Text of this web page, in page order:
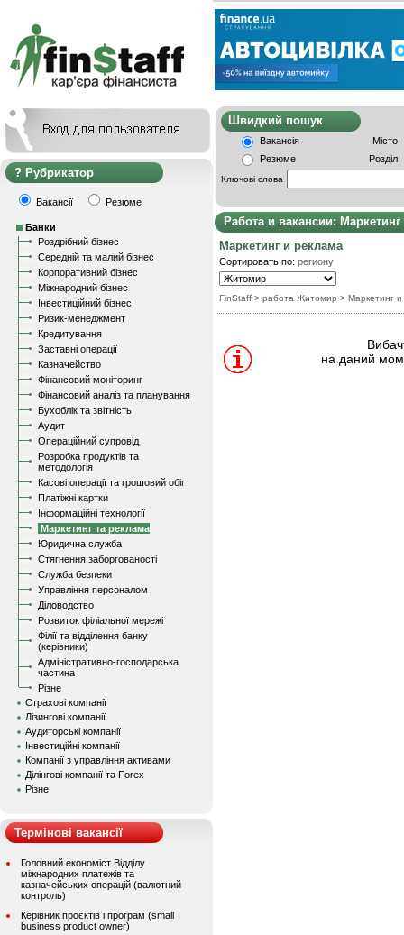
Рубрикатор
Вакансії Резюме
Банки
Роздрібний бізнес
Середній та малий бізнес
Корпоративний бізнес
Міжнародний бізнес
Інвестиційний бізнес
Ризик-менеджмент
Кредитування
Заставні операції
Казначейство
Фінансовий моніторинг
Фінансовий аналіз та планування
Бухоблік та звітність
Аудит
Операційний супровід
Розробка продуктів та
методологія
Касові операції та грошовий обіг
Платіжні картки
Інформаційні технології
Маркетинг та реклама
Юридична служба
Стягнення заборгованості
Служба безпеки
Управління персоналом
Діловодство
Розвиток філіальної мережі
Філії та відділення банку
(керівники)
Адміністративно-господарська
частина
Різне
Страхові компанії
Лізингові компанії
Аудиторські компанії
Інвестиційні компанії
Компанії з управління активами
Ділінгові компанії та Forex
Різне
Термінові вакансії
Головний економіст Відділу
міжнародних платежів та
казначейських операцій (валютний
контроль)
Керівник проєктів і програм (small
business product owner)
Швидкий
Вакансія
Місто
Резюме
Розділ
Ключові слова
Работа и вакансии:
Маркетинг и реклама
Сортировать по: региону
FinStaff > работа Житомир > Маркетинг
на даний